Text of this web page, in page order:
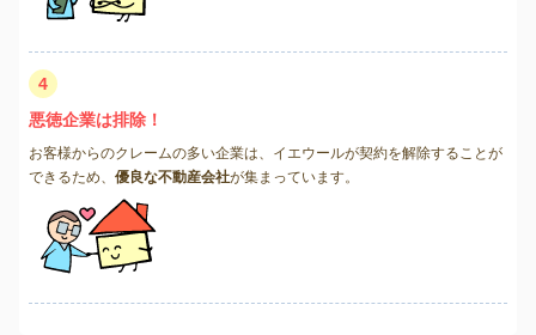
4
悪徳企業は排除！
お客様からのクレームの多い企業は、イエウールが契約を解除することが
できるため、 優良な不動産会社が集まっています。